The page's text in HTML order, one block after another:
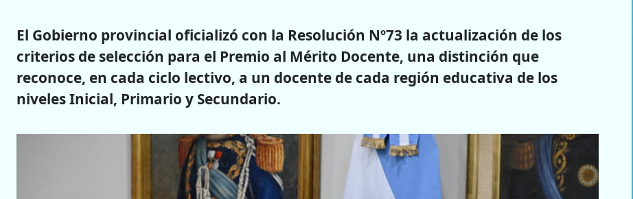
El Gobierno provincial oficializó con la Resolución Nº73 la actualización de los
criterios de selección para el Premio al Mérito Docente, una distinción que
reconoce, en cada ciclo lectivo, a un docente de cada región educativa de los
niveles Inicial, Primario y Secundario.